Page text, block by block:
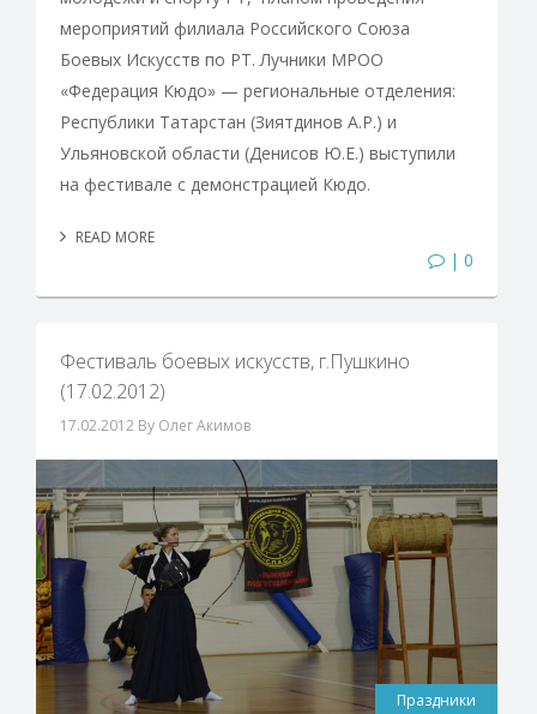
мероприятий филиала Российского Союза
Боевых Искусств по РТ. Лучники МРОО
«Федерация Кюдо» — региональные отделения:
Республики Татарстан (Зиятдинов А.Р.) и
Ульяновской области (Денисов Ю.Е.) выступили
на фестивале с демонстрацией Кюдо.
READ MORE
| 0
Фестиваль боевых искусств, г.Пушкино
(17.02.2012)
17.02.2012 By Олег Акимов
Праздники